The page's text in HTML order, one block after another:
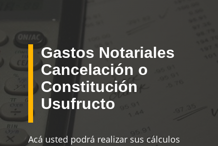
Gastos Notariales
Cancelación o
Constitución
Usufructo
Acá usted podrá realizar sus cálculos